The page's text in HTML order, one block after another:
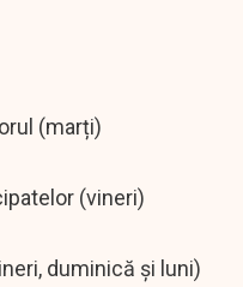
(marți)
(vineri)
duminică și luni)